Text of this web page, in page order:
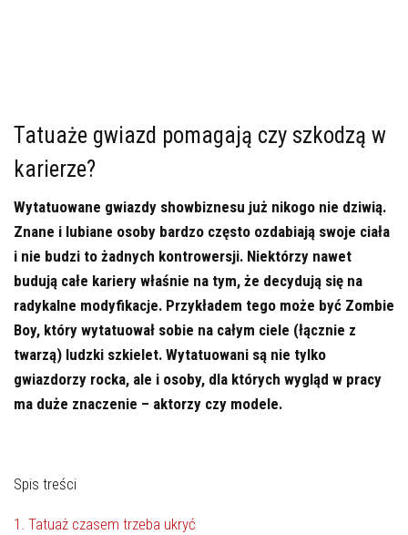
Tatuaże gwiazd pomagają czy szkodzą w
karierze?
Wytatuowane gwiazdy showbiznesu już nikogo nie dziwią.
Znane i lubiane osoby bardzo często ozdabiają swoje ciała
i nie budzi to żadnych kontrowersji. Niektórzy nawet
budują całe kariery właśnie na tym, że decydują się na
radykalne modyfikacje. Przykładem tego może być Zombie
Boy, który wytatuował sobie na całym ciele (łącznie z
twarzą) ludzki szkielet. Wytatuowani są nie tylko
gwiazdorzy rocka, ale i osoby, dla których wygląd w pracy
ma duże znaczenie – aktorzy czy modele.
Spis treści
1. Tatuaż czasem trzeba ukryć